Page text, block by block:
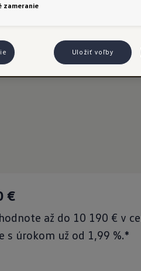
€
až do 10 190 € v
úrokom už od 1,99 %.*
zameranie
Uložiť voľby